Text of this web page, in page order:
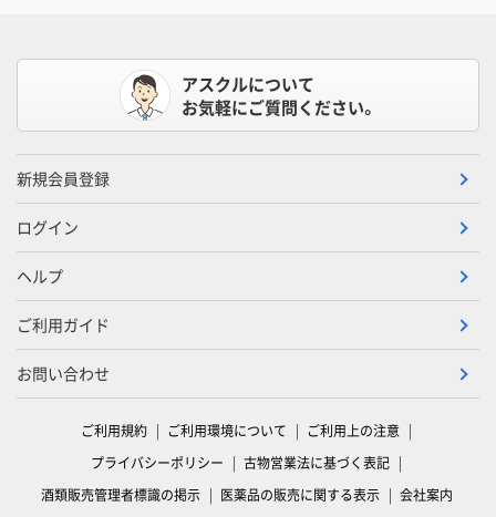
アスクルについて
お気軽にご質問ください。
新規会員登録
ログイン
ヘルプ
ご利用ガイド
お問い合わせ
ご利用規約 ご利用環境について
ご利用上の注意
プライバシーポリシー
古物営業法に基づく表記
酒類販売管理者標識の掲示
医薬品の販売に関する表示 会社案内